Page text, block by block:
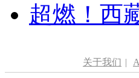
超燃！西
关于我们 |